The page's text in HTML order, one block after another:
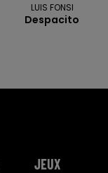
LUIS FONSI
Despacito
JEUX